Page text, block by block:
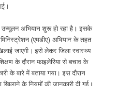
अभियान शुरू हो रहा है। इसके
(एमडीए) अभियान के तहत
जाएगी। इसे लेकर जिला स्वास्थ्य
के दौरान फाइलेरिया से बचाव के
के बारे में बताया गया। इस दौरान
के नियमों की जानकारी दी गई।